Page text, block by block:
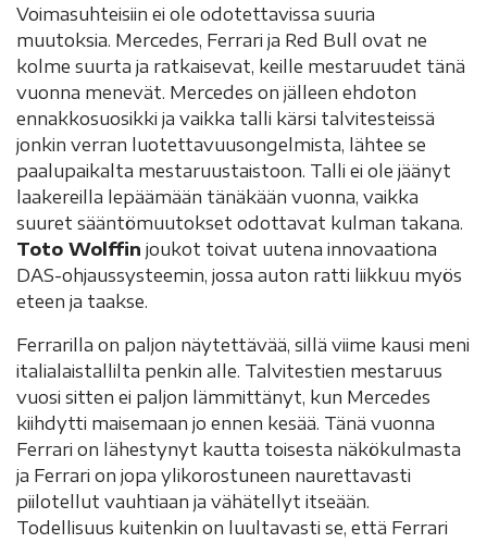
Voimasuhteisiin ei ole odotettavissa suuria
muutoksia. Mercedes, Ferrari ja Red Bull ovat ne
kolme suurta ja ratkaisevat, keille mestaruudet tänä
vuonna menevät. Mercedes on jälleen ehdoton
ennakkosuosikki ja vaikka talli kärsi talvitesteissä
jonkin verran luotettavuusongelmista, lähtee se
paalupaikalta mestaruustaistoon. Talli ei ole jäänyt
laakereilla lepäämään tänäkään vuonna, vaikka
suuret sääntömuutokset odottavat kulman takana.
Toto Wolffin joukot toivat uutena innovaationa
DAS-ohjaussysteemin, jossa auton ratti liikkuu myös
eteen ja taakse.
Ferrarilla on paljon näytettävää, sillä viime kausi meni
italialaistallilta penkin alle. Talvitestien mestaruus
vuosi sitten ei paljon lämmittänyt, kun Mercedes
kiihdytti maisemaan jo ennen kesää. Tänä vuonna
Ferrari on lähestynyt kautta toisesta näkökulmasta
ja Ferrari on jopa ylikorostuneen naurettavasti
piilotellut vauhtiaan ja vähätellyt itseään.
Todellisuus kuitenkin on luultavasti se, että Ferrari